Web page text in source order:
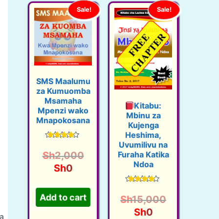
Sale!
SMS Maalumu
za Kumuomba
Msamaha
Mpenzi wako
Mnapokosana
4.37
out of 5
Sh2,000O
g
i
Sh0C
r
r
Add to cart
Sale!
Kitabu:
Mbinu za
Kujenga
Heshima,
Uvumilivu na
Furaha Katika
Ndoa
4.50
out of 5
Sh15,000
O
Sh0C